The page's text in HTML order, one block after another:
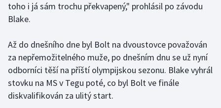
Parasport
Plážový volejbal
Ragby
toho i já sám trochu překvapený," prohlásil po závodu
Blake.
Až do dnešního dne byl Bolt na dvoustovce považován
za nepřemožitelného muže, po dnešním dnu se už nyní
odborníci těší na příští olympijskou sezonu. Blake vyhrál
stovku na MS v Tegu poté, co byl Bolt ve finále
diskvalifikován za ulitý start.